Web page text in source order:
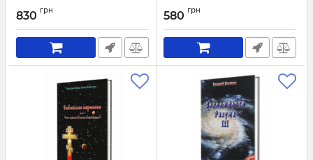
830 грн
Артикул:
580 грн